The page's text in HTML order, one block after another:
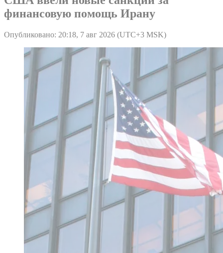
финансовую помощь Ирану
Опубликовано: 20:18, 7 авг 2026 (UTC+3 MSK)